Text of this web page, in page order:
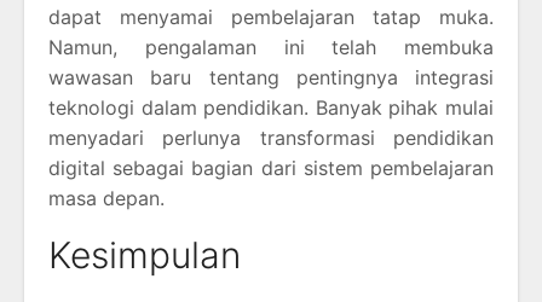
dapat menyamai pembelajaran tatap muka.
Namun, pengalaman ini telah membuka
wawasan baru tentang pentingnya integrasi
teknologi dalam pendidikan. Banyak pihak mulai
menyadari perlunya transformasi pendidikan
digital sebagai bagian dari sistem pembelajaran
masa depan.
Kesimpulan